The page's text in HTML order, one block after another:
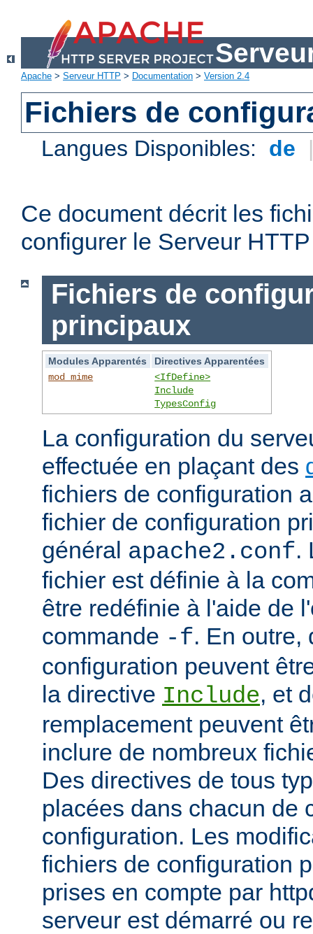
Apache > Serveur HTTP > Documentation > Version 2.4
Fichiers de
Langues Disponibles: de
Ce document décrit les
configurer le Serveur
Fichiers de
principaux
Modules Apparentés
Directives Apparentées
mod_mime
<IfDefine>
Include
TypesConfig
La configuration du
effectuée en plaçant des
fichiers de configuration
fichier de configuration
général apache2.conf.
fichier est définie à la
être redéfinie à l'aide de
commande -f. En outre,
configuration peuvent
la directive Include, et
remplacement peuvent
inclure de nombreux
Des directives de tous
placées dans chacun de
configuration. Les
fichiers de configuration
prises en compte par
serveur est démarré ou